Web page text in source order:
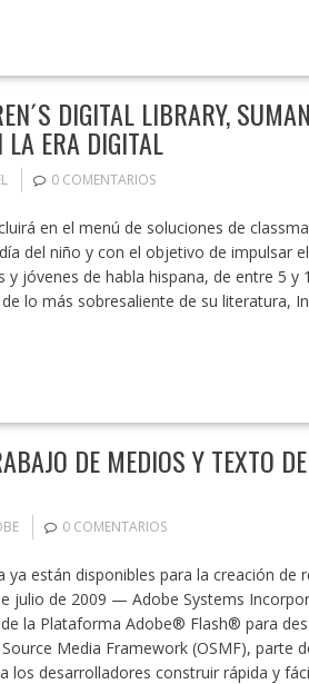
DIGITAL LIBRARY,
ERA DIGITAL
0 COMENTARIOS
en el menú de soluciones de
del niño y con el objetivo de impulsar
jóvenes de habla hispana, de entre 5 y
lo más sobresaliente de su literatura,
DE MEDIOS Y TEXTO
0 COMENTARIOS
están disponibles para la creación de
julio de 2009 — Adobe Systems
la Plataforma Adobe® Flash® para
Media Framework (OSMF), parte
desarrolladores construir rápida y